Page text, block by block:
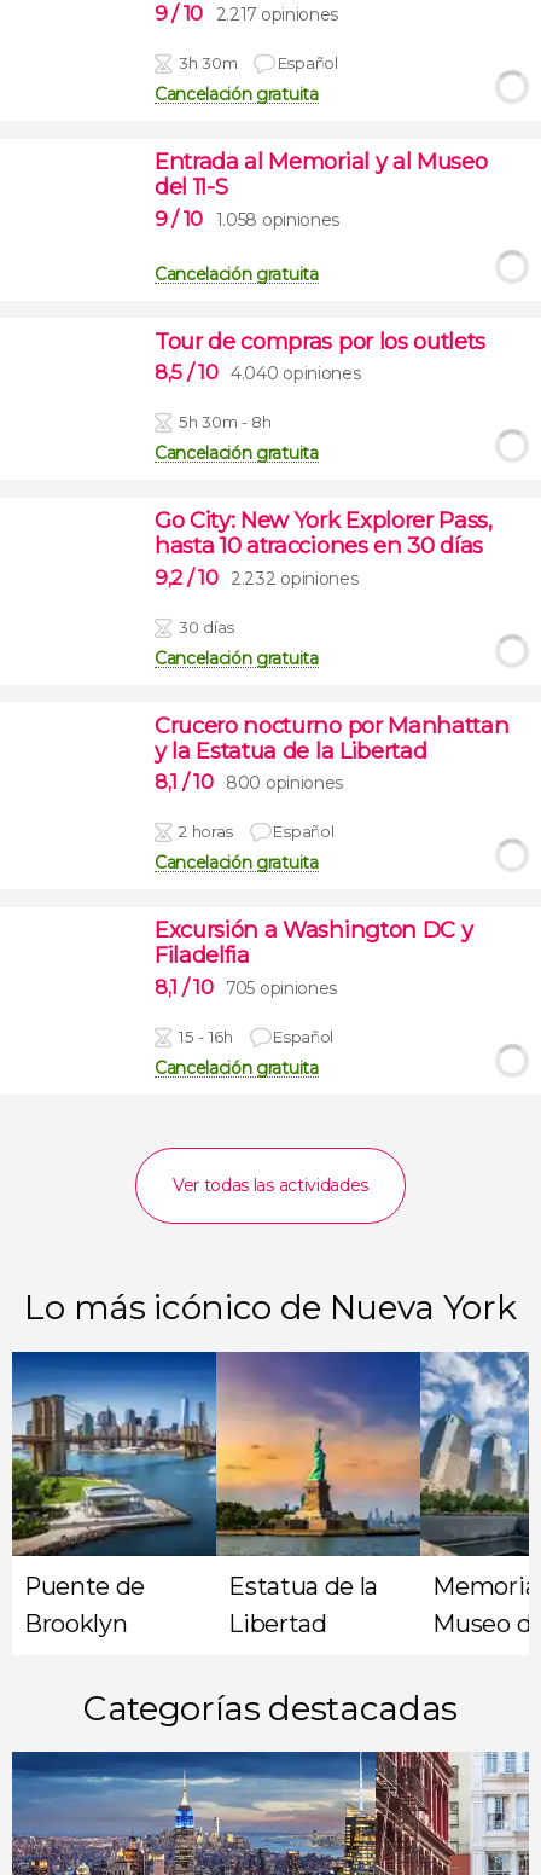
9/ 10 2.217 opiniones
3h 30m Español
Cancelación gratuita
Entrada al Memorial y al Museo
del 11-S
9/ 10 1.058 opiniones
Cancelación gratuita
Tour de compras por los outlets
8,5 / 10 4.040 opiniones
5h 30m - 8h
Cancelación gratuita
Go City: New York Explorer Pass,
hasta 10 atracciones en 30 días
9,2 / 10 2.232 opiniones
30 días
Cancelación gratuita
Crucero nocturno por Manhattan
y la Estatua de la Libertad
8,1 / 10 800 opiniones
2 horas Español
Cancelación gratuita
Excursión a Washington DC y
Filadelfia
8,1 / 10 705 opiniones
15 - 16h Español
Cancelación gratuita
Ver todas las actividades
Lo más icónico de Nueva York
Puente de
Brooklyn
Estatua de la
Libertad
Museo
Categorías destacadas